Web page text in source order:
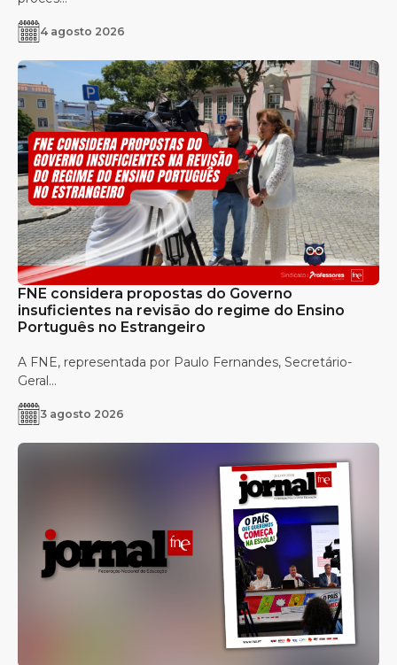
4 agosto 2026
FNE considera propostas do Governo
insuficientes na revisão do regime do Ensino
Português no Estrangeiro
A FNE, representada por Paulo Fernandes, Secretário-
Geral...
3 agosto 2026